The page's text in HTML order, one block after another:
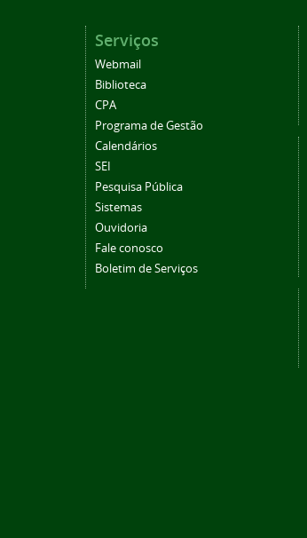
Serviços
Webmail
Biblioteca
CPA
Programa de Gestão
Calendários
SEI
Pesquisa Pública
Sistemas
Ouvidoria
Fale conosco
Boletim de Serviços